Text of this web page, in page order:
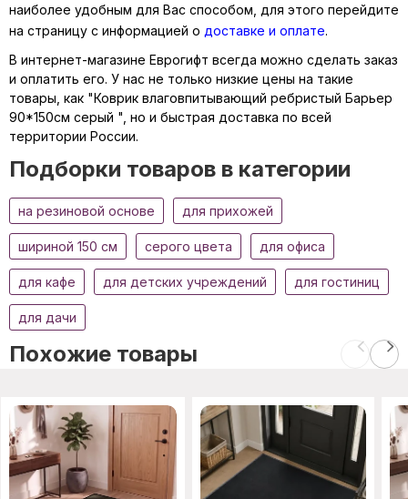
наиболее удобным для Вас способом, для этого перейдите
на страницу с информацией о доставке и оплате.
В интернет-магазине Еврогифт всегда можно сделать заказ
и оплатить его. У нас не только низкие цены на такие
товары, как "Коврик влаговпитывающий ребристый Барьер
90*150см серый ", но и быстрая доставка по всей
территории России.
Подборки товаров в категории
на резиновой основе для прихожей
шириной 150 см серого цвета для офиса
для кафе для детских учреждений для гостиниц
для дачи
Похожие товары